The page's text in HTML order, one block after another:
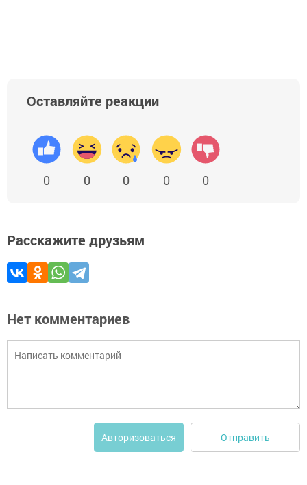
Оставляйте реакции
0 0 0 0 0
Расскажите друзьям
Нет комментариев
Авторизоваться Отправить